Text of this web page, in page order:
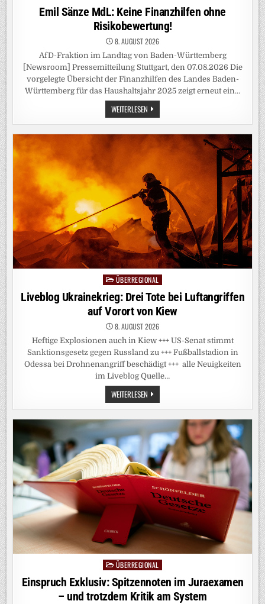
in
Emil Sänze MdL: Keine Finanzhilfen ohne
Risikobewertung!
8. AUGUST 2026
AfD-Fraktion im Landtag von Baden-Württemberg
[Newsroom] Pressemitteilung Stuttgart, den 07.08.2026 Die
vorgelegte Übersicht der Finanzhilfen des Landes Baden-
Württemberg für das Haushaltsjahr 2025 zeigt erneut ein…
WEITERLESEN EMIL
SÄNZE
MDL:
FINANZHILFEN
OHNE
RISIKOBEWERTUNG!
Posted
in
ÜBERREGIONAL
Liveblog Ukrainekrieg: Drei Tote bei Luftangriffen
auf Vorort von Kiew
8. AUGUST 2026
Heftige Explosionen auch in Kiew +++ US-Senat stimmt
Sanktionsgesetz gegen Russland zu +++ Fußballstadion in
Odessa bei Drohnenangriff beschädigt +++ alle Neuigkeiten
im Liveblog Quelle…
WEITERLESEN LIVEBLOG
UKRAINEKRIEG:
DREI
BEI
LUFTANGRIFFEN
AUF
VORORT
VON
KIEW
PostedÜBERREGIONAL
Einspruch Exklusiv: Spitzennoten im Juraexamen
– und trotzdem Kritik am System